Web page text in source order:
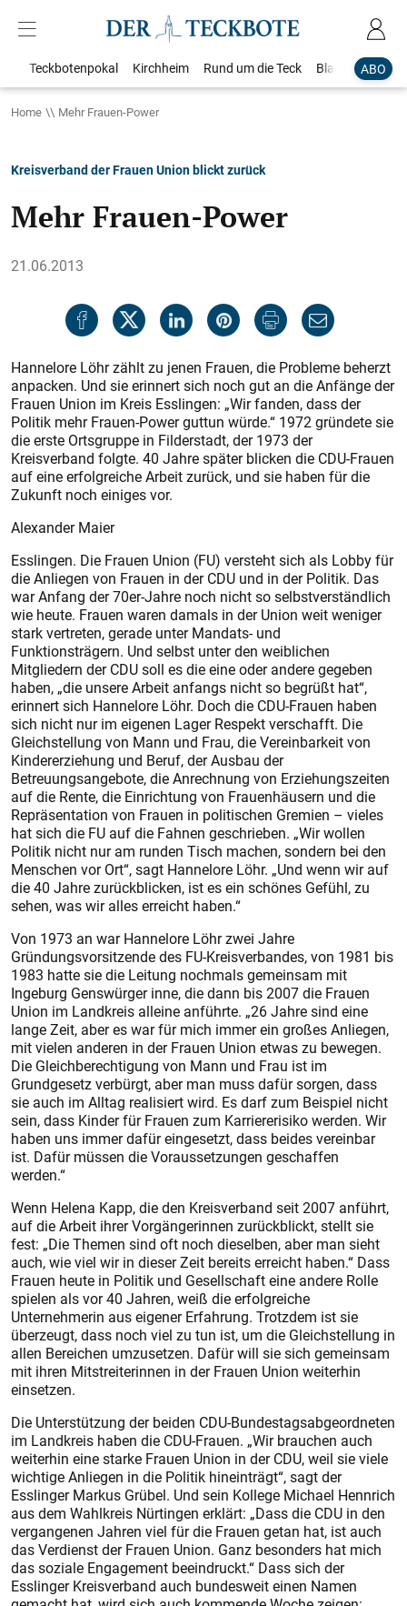
ABO
Teckbotenpokal Kirchheim Rund um die Teck Blaulicht
Home Mehr Frauen-Power
Kreisverband der Frauen Union blickt zurück
Mehr Frauen-Power
21.06.2013
Hannelore Löhr zählt zu jenen Frauen, die Probleme beherzt
anpacken. Und sie erinnert sich noch gut an die Anfänge der
Frauen Union im Kreis Esslingen: „Wir fanden, dass der
Politik mehr Frauen-Power guttun würde.“ 1972 gründete sie
die erste Ortsgruppe in Filderstadt, der 1973 der
Kreisverband folgte. 40 Jahre später blicken die CDU-Frauen
auf eine erfolgreiche Arbeit zurück, und sie haben für die
Zukunft noch einiges vor.
Alexander Maier
Esslingen. Die Frauen Union (FU) versteht sich als Lobby für
die Anliegen von Frauen in der CDU und in der Politik. Das
war Anfang der 70er-Jahre noch nicht so selbstverständlich
wie heute. Frauen waren damals in der Union weit weniger
stark vertreten, gerade unter Mandats- und
Funktionsträgern. Und selbst unter den weiblichen
Mitgliedern der CDU soll es die eine oder andere gegeben
haben, „die unsere Arbeit anfangs nicht so begrüßt hat“,
erinnert sich Hannelore Löhr. Doch die CDU-Frauen haben
sich nicht nur im eigenen Lager Respekt verschafft. Die
Gleichstellung von Mann und Frau, die Vereinbarkeit von
Kindererziehung und Beruf, der Ausbau der
Betreuungsangebote, die Anrechnung von Erziehungszeiten
auf die Rente, die Einrichtung von Frauenhäusern und die
Repräsentation von Frauen in politischen Gremien – vieles
hat sich die FU auf die Fahnen geschrieben. „Wir wollen
Politik nicht nur am runden Tisch machen, sondern bei den
Menschen vor Ort“, sagt Hannelore Löhr. „Und wenn wir auf
die 40 Jahre zurückblicken, ist es ein schönes Gefühl, zu
sehen, was wir alles erreicht haben.“
Von 1973 an war Hannelore Löhr zwei Jahre
Gründungsvorsitzende des FU-Kreisverbandes, von 1981 bis
1983 hatte sie die Leitung nochmals gemeinsam mit
Ingeburg Genswürger inne, die dann bis 2007 die Frauen
Union im Landkreis alleine anführte. „26 Jahre sind eine
lange Zeit, aber es war für mich immer ein großes Anliegen,
mit vielen anderen in der Frauen Union etwas zu bewegen.
Die Gleichberechtigung von Mann und Frau ist im
Grundgesetz verbürgt, aber man muss dafür sorgen, dass
sie auch im Alltag realisiert wird. Es darf zum Beispiel nicht
sein, dass Kinder für Frauen zum Karriererisiko werden. Wir
haben uns immer dafür eingesetzt, dass beides vereinbar
ist. Dafür müssen die Voraussetzungen geschaffen
werden.“
Wenn Helena Kapp, die den Kreisverband seit 2007 anführt,
auf die Arbeit ihrer Vorgängerinnen zurückblickt, stellt sie
fest: „Die Themen sind oft noch dieselben, aber man sieht
auch, wie viel wir in dieser Zeit bereits erreicht haben.“ Dass
Frauen heute in Politik und Gesellschaft eine andere Rolle
spielen als vor 40 Jahren, weiß die erfolgreiche
Unternehmerin aus eigener Erfahrung. Trotzdem ist sie
überzeugt, dass noch viel zu tun ist, um die Gleichstellung in
allen Bereichen umzusetzen. Dafür will sie sich gemeinsam
mit ihren Mitstreiterinnen in der Frauen Union weiterhin
einsetzen.
Die Unterstützung der beiden CDU-Bundestagsabgeordneten
im Landkreis haben die CDU-Frauen. „Wir brauchen auch
weiterhin eine starke Frauen Union in der CDU, weil sie viele
wichtige Anliegen in die Politik hineinträgt“, sagt der
Esslinger Markus Grübel. Und sein Kollege Michael Hennrich
aus dem Wahlkreis Nürtingen erklärt: „Dass die CDU in den
vergangenen Jahren viel für die Frauen getan hat, ist auch
das Verdienst der Frauen Union. Ganz besonders hat mich
das soziale Engagement beeindruckt.“ Dass sich der
Esslinger Kreisverband auch bundesweit einen Namen